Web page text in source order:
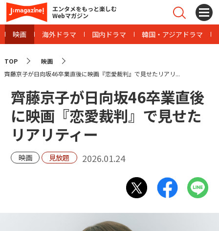
エンタメをもっと楽しむ
Webマガジン
映画 海外ドラマ 国内ドラマ 韓国・アジアドラマ
TOP
映画
齊藤京子が日向坂46卒業直後に映画『恋愛裁判』で見せたリアリ...
齊藤京子が日向坂46卒業直後
に映画『恋愛裁判』で見せた
リアリティー
映画 見放題 2026.01.24